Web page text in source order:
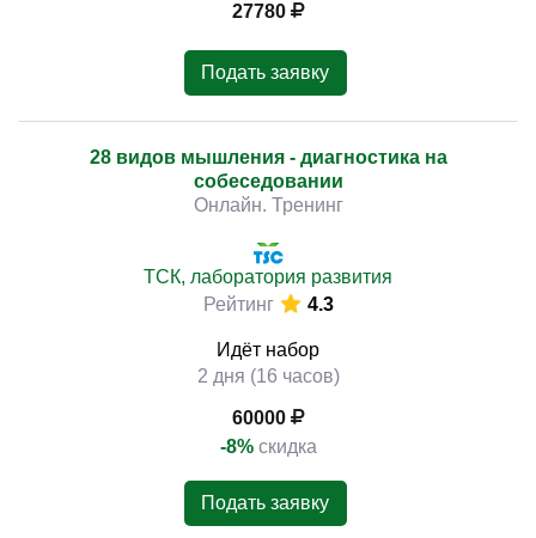
27780
Подать заявку
28 видов мышления - диагностика на
собеседовании
Онлайн. Тренинг
ТСК, лаборатория развития
Рейтинг
4.3
Идёт набор
2 дня (16 часов)
60000
-8% скидка
Подать заявку